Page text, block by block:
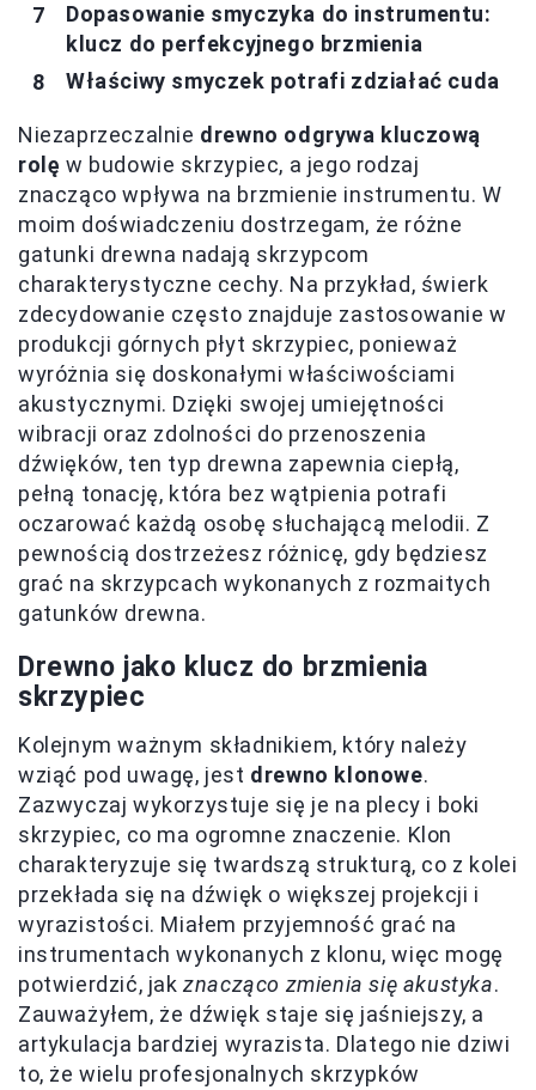
Dopasowanie smyczyka do instrumentu:
klucz do perfekcyjnego brzmienia
Właściwy smyczek potrafi zdziałać cuda
Niezaprzeczalnie drewno odgrywa kluczową
rolę w budowie skrzypiec, a jego rodzaj
znacząco wpływa na brzmienie instrumentu. W
moim doświadczeniu dostrzegam, że różne
gatunki drewna nadają skrzypcom
charakterystyczne cechy. Na przykład, świerk
zdecydowanie często znajduje zastosowanie w
produkcji górnych płyt skrzypiec, ponieważ
wyróżnia się doskonałymi właściwościami
akustycznymi. Dzięki swojej umiejętności
wibracji oraz zdolności do przenoszenia
dźwięków, ten typ drewna zapewnia ciepłą,
pełną tonację, która bez wątpienia potrafi
oczarować każdą osobę słuchającą melodii. Z
pewnością dostrzeżesz różnicę, gdy będziesz
grać na skrzypcach wykonanych z rozmaitych
gatunków drewna.
Drewno jako klucz do brzmienia
skrzypiec
Kolejnym ważnym składnikiem, który należy
wziąć pod uwagę, jest drewno klonowe.
Zazwyczaj wykorzystuje się je na plecy i boki
skrzypiec, co ma ogromne znaczenie. Klon
charakteryzuje się twardszą strukturą, co z kolei
przekłada się na dźwięk o większej projekcji i
wyrazistości. Miałem przyjemność grać na
instrumentach wykonanych z klonu, więc mogę
potwierdzić, jakznacząco zmienia się akustyka.
Zauważyłem, że dźwięk staje się jaśniejszy, a
artykulacja bardziej wyrazista. Dlatego nie dziwi
to, że wielu profesjonalnych skrzypków